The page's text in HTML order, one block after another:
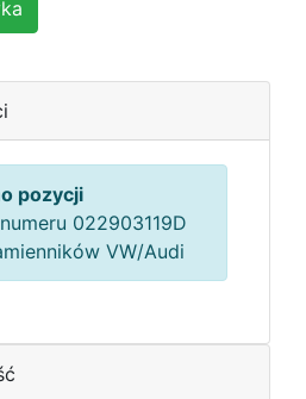
pozycji
numeru 022903119D
VW/Audi